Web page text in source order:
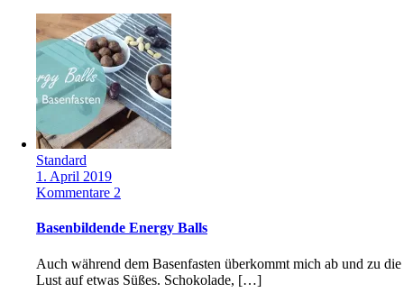
Standard
1. April 2019
Kommentare 2
Basenbildende Energy Balls
Auch während dem Basenfasten überkommt mich ab und zu die
Lust auf etwas Süßes. Schokolade, […]